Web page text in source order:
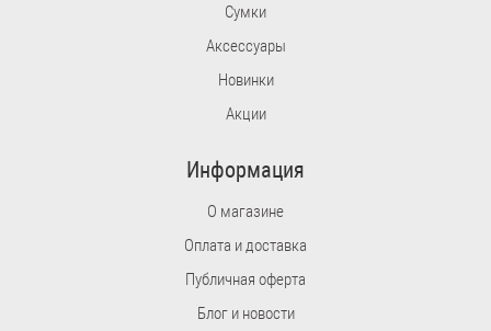
Сумки
Аксессуары
Новинки
Акции
Информация
О магазине
Оплата и доставка
Публичная оферта
Блог и новости